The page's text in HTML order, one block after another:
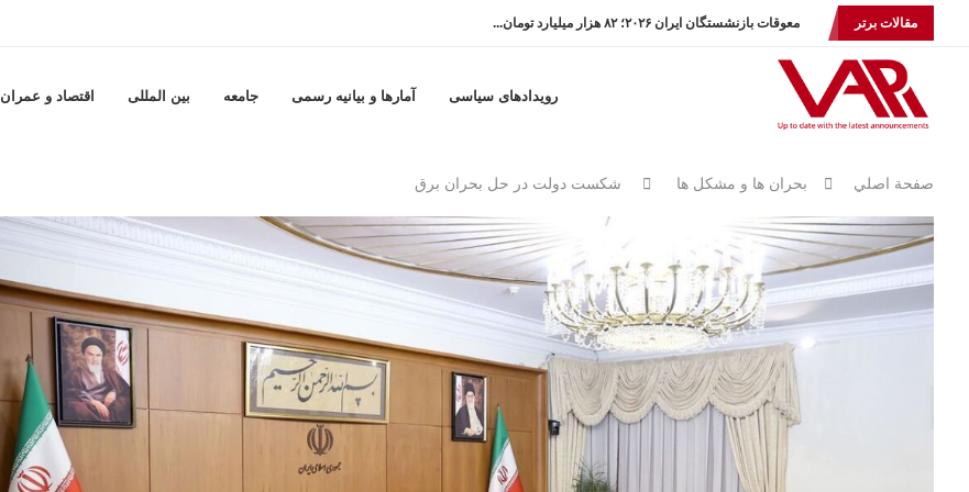
مقالات برتر معوقات بازنشستگان ایران ۲۰۲۶؛ ۸۲ هزار میلیارد تومان...
رویدادهای سیاسی آمارها و بيانيه رسمى جامعه بين المللى اقتصاد و عمران
صفحة اصلي بحران ها و مشكل ها شکست دولت در حل بحران برق